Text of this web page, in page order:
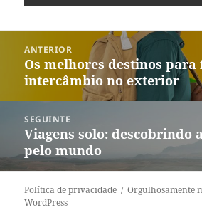
ANTERIOR
Post
anterior:
Os melhores destinos para
intercâmbio no exterior
SEGUINTE
Próximo
post:
Viagens solo: descobrindo
pelo mundo
Política de privacidade
Orgulhosamente
WordPress